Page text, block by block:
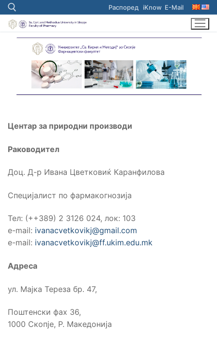
Skip
to
content
Распоред iKnow E-Mail
Центар за природни производи
Раководител
Доц. Д-р Ивана Цветковиќ Каранфилова
Специјалист по фармакогнозија
Тел: (++389) 2 3126 024, лок: 103
е-mail: ivanacvetkovikj@gmail.com
е-mail: ivanacvetkovikj@ff.ukim.edu.mk
Адреса
ул. Мајка Тереза бр. 47,
Поштенски фах 36,
1000 Скопје, Р. Македонија